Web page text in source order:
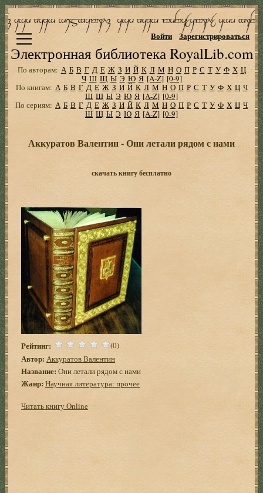
Электронная библиотека RoyalLib.com
Войти Зарегистрироваться
По авторам: А Б В Г Д Е Ж З И Й К Л М Н О П Р С Т У Ф Х Ц
Ч Ш Щ Ы Э Ю Я [A-Z] [0-9]
По книгам: А Б В Г Д Е Ж З И Й К Л М Н О П Р С Т У Ф Х Ц Ч
Ш Щ Ы Э Ю Я [A-Z] [0-9]
По сериям: А Б В Г Д Е Ж З И Й К Л М Н О П Р С Т У Ф Х Ц Ч
Ш Щ Ы Э Ю Я [A-Z] [0-9]
Аккуратов Валентин - Они летали рядом с нами
скачать книгу бесплатно
Рейтинг: (0)
Автор: Аккуратов Валентин
Название: Они летали рядом с нами
Жанр: Научная литература: прочее
Читать книгу Online